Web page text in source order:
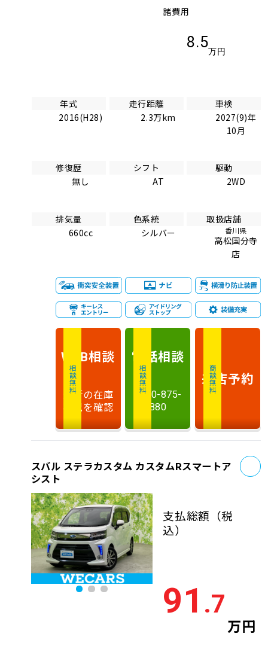
諸費用
8.5
万円
年式
2016(H28)
走行距離
2.3万km
車検
2027(9)年
10月
修復歴
無し
シフト
AT
駆動
2WD
排気量
660cc
色系統
シルバー
取扱店舗
香川県
高松国分寺
店
相談無料
WEB相談
最新の在庫
状況を確認
相談無料
電話相談
0120-875-
880
商談無料
来店予約
スバル ステラカスタム カスタムRスマートア
シスト
支払総額 （税
込）
91 .7
万円